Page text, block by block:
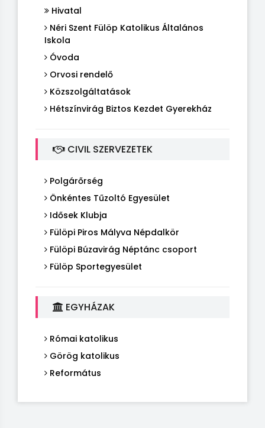
Hivatal
Néri Szent Fülöp Katolikus Általános
Iskola
Óvoda
Orvosi rendelő
Közszolgáltatások
Hétszínvirág Biztos Kezdet Gyerekház
CIVIL SZERVEZETEK
Polgárőrség
Önkéntes Tűzoltó Egyesület
Idősek Klubja
Fülöpi Piros Mályva Népdalkör
Fülöpi Búzavirág Néptánc csoport
Fülöp Sportegyesület
EGYHÁZAK
Római katolikus
Görög katolikus
Református